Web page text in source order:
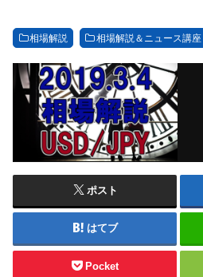
相場解説 相場解説＆ニュース講座
ポスト
はてブ
Pocket